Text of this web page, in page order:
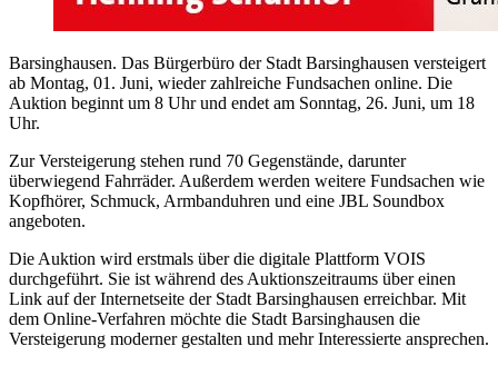
Barsinghausen. Das Bürgerbüro der Stadt Barsinghausen versteigert
ab Montag, 01. Juni, wieder zahlreiche Fundsachen online. Die
Auktion beginnt um 8 Uhr und endet am Sonntag, 26. Juni, um 18
Uhr.
Zur Versteigerung stehen rund 70 Gegenstände, darunter
überwiegend Fahrräder. Außerdem werden weitere Fundsachen wie
Kopfhörer, Schmuck, Armbanduhren und eine JBL Soundbox
angeboten.
Die Auktion wird erstmals über die digitale Plattform VOIS
durchgeführt. Sie ist während des Auktionszeitraums über einen
Link auf der Internetseite der Stadt Barsinghausen erreichbar. Mit
dem Online-Verfahren möchte die Stadt Barsinghausen die
Versteigerung moderner gestalten und mehr Interessierte ansprechen.